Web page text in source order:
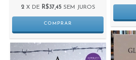
2 X DE R$37,45 SEM JUROS